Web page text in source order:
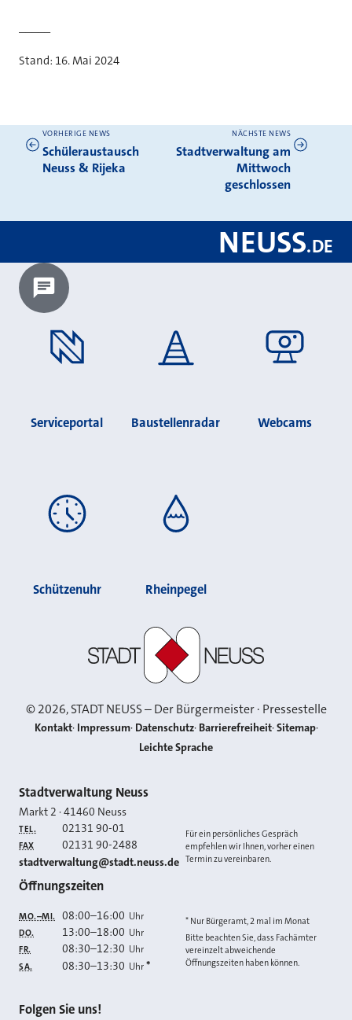
Stand: 16. Mai 2024
Weitere News
VORHERIGE NEWS
Schüleraustausch
Neuss & Rijeka
NÄCHSTE NEWS
Stadtverwaltung am
Mittwoch
geschlossen
NEUSS.DE
Chatbot laden?
Serviceportal Baustellenradar Webcams
Schützenuhr Rheinpegel
©2026, STADT NEUSS – Der Bürgermeister · Pressestelle
Kontakt Impressum Datenschutz Barrierefreiheit Sitemap
Leichte Sprache
Kontakt
Stadtverwaltung Neuss
Markt 2 ·41460 Neuss
TEL. 02131 90-01
FAX 02131 90-2488
E-MAIL
stadtverwaltung@stadt.neuss.de
Für ein persönliches Gespräch
empfehlen wir Ihnen, vorher einen
Termin zu vereinbaren.
Öffnungszeiten
MO.–MI. 08:00–16:00 Uhr
DO. 13:00–18:00 Uhr
FR. 08:30–12:30 Uhr
SA. 08:30–13:30 Uhr *
* Nur Bürgeramt, 2 mal im Monat
Bitte beachten Sie, dass Fachämter
vereinzelt abweichende
Öffnungszeiten haben können.
Folgen Sie uns!